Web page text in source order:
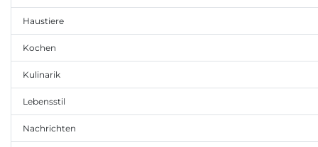
Haustiere
Kochen
Kulinarik
Lebensstil
Nachrichten